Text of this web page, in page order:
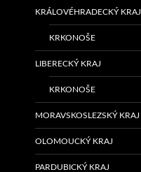
KRÁLOVÉHRADECKÝ KRAJ
KRKONOŠE
LIBERECKÝ KRAJ
KRKONOŠE
MORAVSKOSLEZSKÝ KRAJ
OLOMOUCKÝ KRAJ
PARDUBICKÝ KRAJ